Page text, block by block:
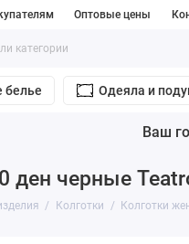
Оптовые цены
белье Одеяла и
Ваш
ден черные
Колготки Колготки